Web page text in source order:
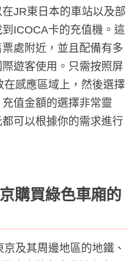
JR東日本的車站以及部
ICOCA卡的充值機。這
處附近，並且配備有多
遊客使用。只需按照屏
感應區域上，然後選擇
值金額的選擇非常靈
可以根據你的需求進行
購買綠色車廂的
及其周邊地區的地鐵、